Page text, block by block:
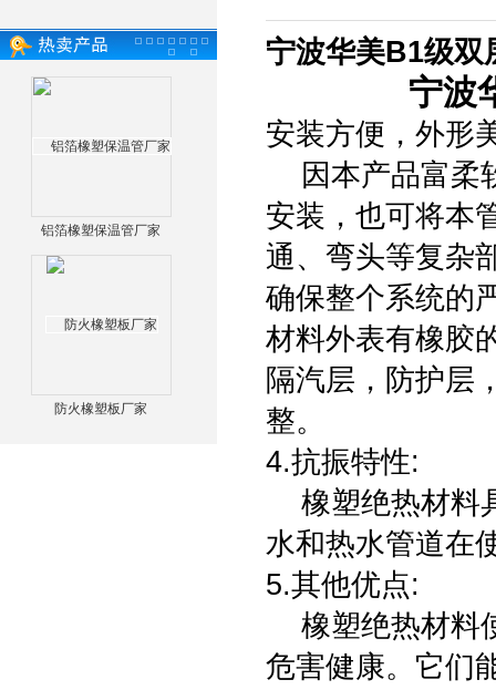
铝箔橡塑保温管厂家
防火橡塑板厂家
宁波华美B1级双
宁波
安装方便，外形
因本产品富柔
安装，也可将本
通、弯头等复杂
确保整个系统的
材料外表有橡胶
隔汽层，防护层
整。
4.抗振特性:
橡塑绝热材料
水和热水管道在
5.其他优点:
橡塑绝热材料
危害健康。它们